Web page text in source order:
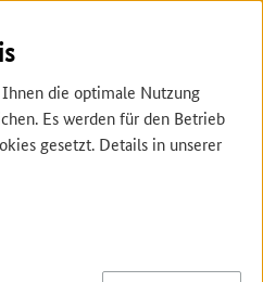
die optimale Nutzung
Es werden für den Betrieb
gesetzt. Details in unserer